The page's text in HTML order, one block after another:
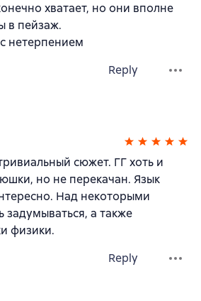
хватает, но они вполне
в пейзаж.
нетерпением
Reply
сюжет. ГГ хоть и
но не перекачан. Язык
Над некоторыми
а также
физики.
Reply